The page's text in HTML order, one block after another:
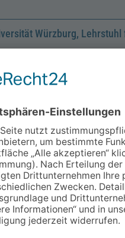
Würzburg, Lehrstuhl
19:00
am Dom, Am
Peters